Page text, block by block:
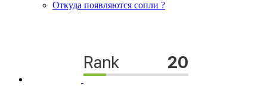
Откуда появляются сопли ?